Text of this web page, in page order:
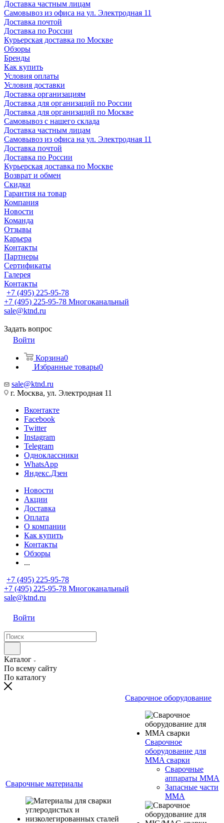
Доставка частным лицам
Самовывоз из офиса на ул. Электродная 11
Доставка почтой
Доставка по России
Курьерская доставка по Москве
Обзоры
Бренды
Как купить
Условия оплаты
Условия доставки
Доставка организациям
Доставка для организаций по России
Доставка для организаций по Москве
Самовывоз с нашего склада
Доставка частным лицам
Самовывоз из офиса на ул. Электродная 11
Доставка почтой
Доставка по России
Курьерская доставка по Москве
Возврат и обмен
Скидки
Гарантия на товар
Компания
Новости
Команда
Отзывы
Карьера
Контакты
Партнеры
Сертификаты
Галерея
Контакты
+7 (495) 225-95-78
+7 (495) 225-95-78 Многоканальный
sale@ktnd.ru
Задать вопрос
Войти
Корзина0
Избранные товары0
sale@ktnd.ru
г. Москва, ул. Электродная 11
Вконтакте
Facebook
Twitter
Instagram
Telegram
Одноклассники
WhatsApp
Яндекс.Дзен
Новости
Акции
Доставка
Оплата
О компании
Как купить
Контакты
Обзоры
...
+7 (495) 225-95-78
+7 (495) 225-95-78 Многоканальный
sale@ktnd.ru
Войти
Каталог
По всему сайту
По каталогу
Сварочные материалы
Сварочное оборудование
Сварочное
оборудование для
MMA сварки
Сварочные
аппараты MMA
Запасные части
MMA